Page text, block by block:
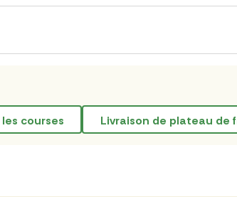
les courses livraison de plateau de